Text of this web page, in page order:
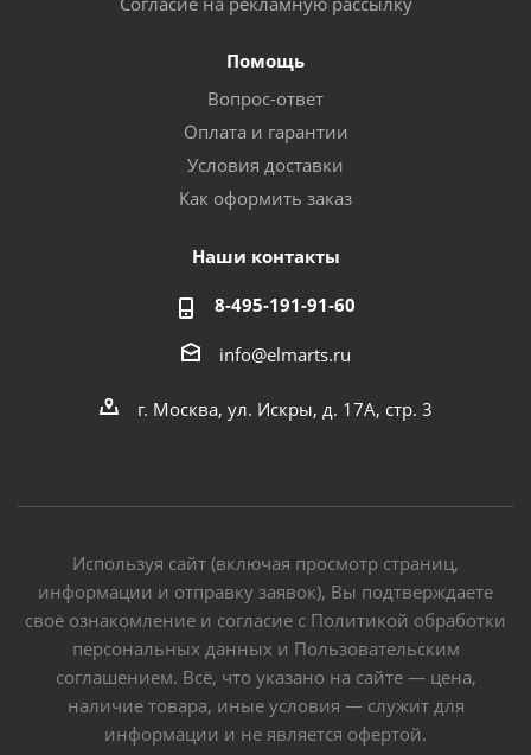
Помощь
Вопрос-ответ
Оплата и гарантии
Условия доставки
Как оформить заказ
Наши контакты
8-495-191-91-60
info@elmarts.ru
г. Москва, ул. Искры, д. 17А, стр. 3
Используя сайт (включая просмотр страниц,
информации и отправку заявок), Вы подтверждаете
своё ознакомление и согласие с Политикой обработки
персональных данных и Пользовательским
соглашением. Всё, что указано на сайте — цена,
наличие товара, иные условия — служит для
информации и не является офертой.